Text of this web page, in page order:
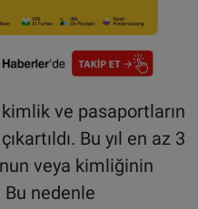
kimlik ve pasaportların
Bu yıl en az 3
veya kimliğinin
nedenle